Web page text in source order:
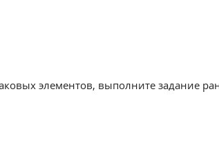
элементов, выполните задание